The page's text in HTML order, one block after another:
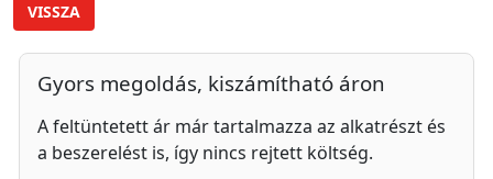
VISSZA
Gyors megoldás, kiszámítható áron
A feltüntetett ár már tartalmazza az alkatrészt és
a beszerelést is, így nincs rejtett költség.